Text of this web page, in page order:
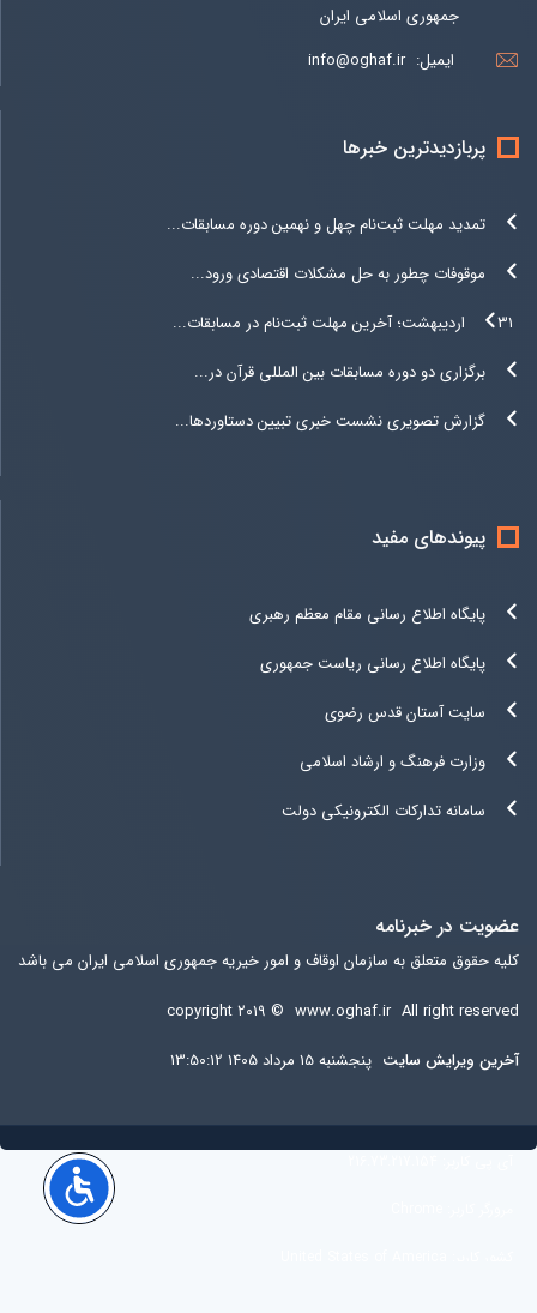
جمهوری اسلامی ایران
ایمیل: info@oghaf.ir
پربازدیدترین خبرها
تمدید مهلت ثبت‌نام چهل و نهمین دوره مسابقات...
موقوفات چطور به حل مشکلات اقتصادی ورود...
۳۱ اردیبهشت؛ آخرین مهلت ثبت‌نام در مسابقات...
برگزاری دو دوره مسابقات بین المللی قرآن در...
گزارش تصویری نشست خبری تبیین دستاوردها...
پیوندهای مفید
پایگاه اطلاع رسانی مقام معظم رهبری
پایگاه اطلاع رسانی ریاست جمهوری
سایت آستان قدس رضوی
وزارت فرهنگ و ارشاد اسلامی
سامانه تدارکات الکترونیکی دولت
عضویت در خبرنامه
کلیه حقوق متعلق به سازمان اوقاف و امور خیریه جمهوری اسلامی ایران می باشد
copyright ۲۰۱۹ © www.oghaf.ir All right reserved
آخرين ويرايش سایت پنجشنبه 15 مرداد 1405 13:50:12